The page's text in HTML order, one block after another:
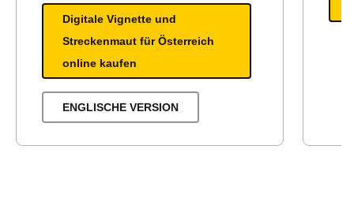
Digitale Vignette und
Streckenmaut für Österreich
online kaufen
ENGLISCHE VERSION